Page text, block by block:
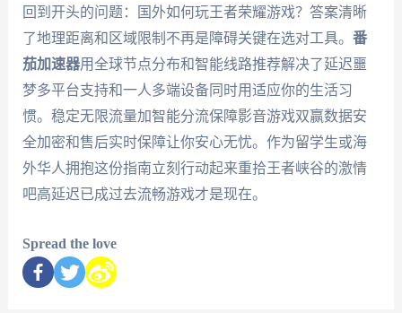
回到开头的问题：国外如何玩王者荣耀游戏？答案清晰
了地理距离和区域限制不再是障碍关键在选对工具。 番
茄加速器用全球节点分布和智能线路推荐解决了延迟噩
梦多平台支持和一人多端设备同时用适应你的生活习
惯。稳定无限流量加智能分流保障影音游戏双赢数据安
全加密和售后实时保障让你安心无忧。作为留学生或海
外华人拥抱这份指南立刻行动起来重拾王者峡谷的激情
吧高延迟已成过去流畅游戏才是现在。
Spread the love